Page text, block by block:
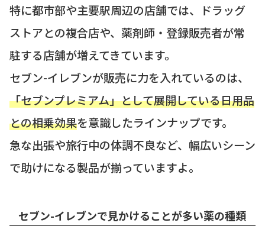
特に都市部や主要駅周辺の店舗では、ドラッグ
ストアとの複合店や、薬剤師・登録販売者が常
駐する店舗が増えてきています。
セブン-イレブンが販売に力を入れているのは、
「セブンプレミアム」として展開している日用品
との相乗効果を意識したラインナップです。
急な出張や旅行中の体調不良など、幅広いシーン
で助けになる製品が揃っていますよ。
セブン-イレブンで見かけることが多い薬の種類